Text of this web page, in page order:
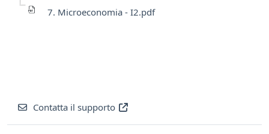
7. Microeconomia - I2.pdf
Contatta il supporto